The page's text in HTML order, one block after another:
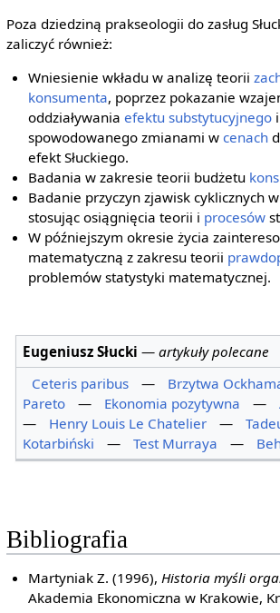
Poza dziedziną prakseologii do zasług
zaliczyć również:
Wniesienie wkładu w analizę teorii
konsumenta, poprzez pokazanie
oddziaływaniaefektu substytucyjnego i
spowodowanego zmianami wcenach
efekt Słuckiego.
Badania w zakresie teorii budżetu
Badanie przyczyn zjawisk cyklicznych
stosując osiągnięcia teorii i procesów
W późniejszym okresie życia
matematyczną z zakresu teorii
problemów statystyki matematycznej.
Eugeniusz Słucki —artykuły polecane
Ceteris paribus
— Brzytwa
Pareto
— Ekonomia pozytywna —
—
Henry Louis Le Chatelier —
Kotarbiński
— Test Murraya —
Bibliografia
Martyniak Z. (1996), Historia myśli
Akademia Ekonomiczna w Krakowie,